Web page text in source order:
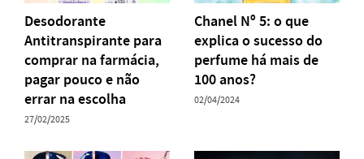
Desodorante
Antitranspirante para
comprar na farmácia,
pagar pouco e não
errar na escolha
27/02/2025
Chanel Nº 5: o que
explica o sucesso do
perfume há mais de
100 anos?
02/04/2024